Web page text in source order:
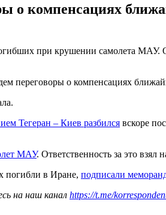
о компенсациях
при крушении самолета
переговоры о компенсациях
Тегеран – Киев разбился вскоре
МАУ. Ответственность за это
погибли в Иране, подписали
на наш канал https://t.me/